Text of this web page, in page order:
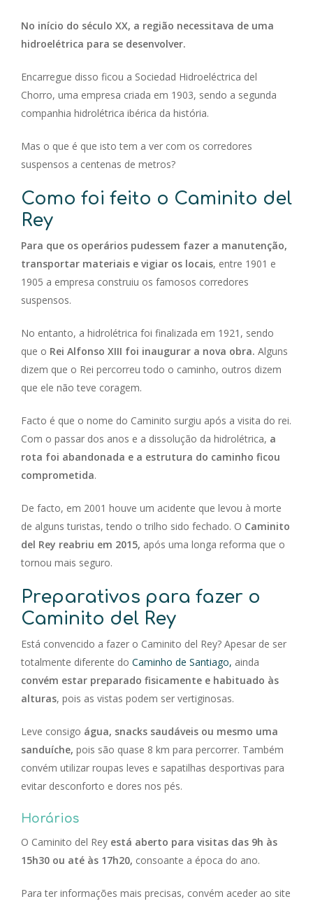
No início do século XX, a região necessitava de uma
hidroelétrica para se desenvolver.
Encarregue disso ficou a Sociedad Hidroeléctrica del
Chorro, uma empresa criada em 1903, sendo a segunda
companhia hidrolétrica ibérica da história.
Mas o que é que isto tem a ver com os corredores
suspensos a centenas de metros?
Como foi feito o Caminito del
Rey
Para que os operários pudessem fazer a manutenção,
transportar materiais e vigiar os locais, entre 1901 e
1905 a empresa construiu os famosos corredores
suspensos.
No entanto, a hidrolétrica foi finalizada em 1921, sendo
que o Rei Alfonso XIII foi inaugurar a nova obra. Alguns
dizem que o Rei percorreu todo o caminho, outros dizem
que ele não teve coragem.
Facto é que o nome do Caminito surgiu após a visita do rei.
Com o passar dos anos e a dissolução da hidrolétrica, a
rota foi abandonada e a estrutura do caminho ficou
comprometida.
De facto, em 2001 houve um acidente que levou à morte
de alguns turistas, tendo o trilho sido fechado. O Caminito
del Rey reabriu em 2015, após uma longa reforma que o
tornou mais seguro.
Preparativos para fazer o
Caminito del Rey
Está convencido a fazer o Caminito del Rey? Apesar de ser
totalmente diferente do Caminho de Santiago, ainda
convém estar preparado fisicamente e habituado às
alturas, pois as vistas podem ser vertiginosas.
Leve consigo água, snacks saudáveis ou mesmo uma
sanduíche, pois são quase 8 km para percorrer. Também
convém utilizar roupas leves e sapatilhas desportivas para
evitar desconforto e dores nos pés.
Horários
O Caminito del Rey está aberto para visitas das 9h às
15h30 ou até às 17h20, consoante a época do ano.
Para ter informações mais precisas, convém aceder ao site